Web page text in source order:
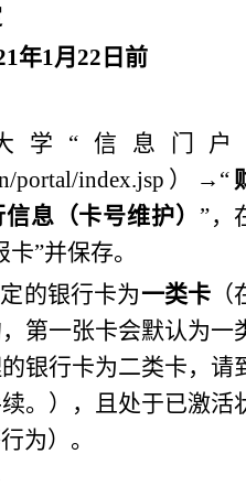
年1月22日前
学“信息门户
portal/index.jsp）→“
息（卡号维护） ”，
”并保存。
的银行卡为一类卡 （
第一张卡会默认为一
银行卡为二类卡，请
。），且处于已激活
为）。